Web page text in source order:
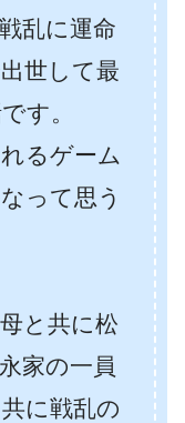
乱に運命
世して最
す。
るゲーム
って思う
と共に松
家の一員
に戦乱の